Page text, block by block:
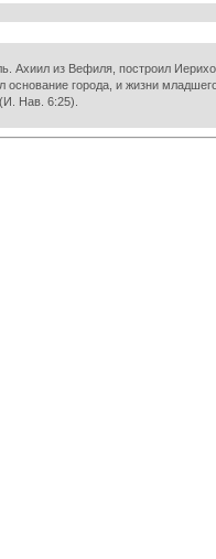
Ахиил из Вефиля, построил
основание города, и жизни
Нав. 6:25).